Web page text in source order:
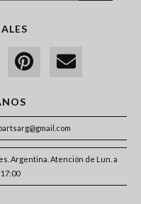
Argentina. Atención de Lun. a